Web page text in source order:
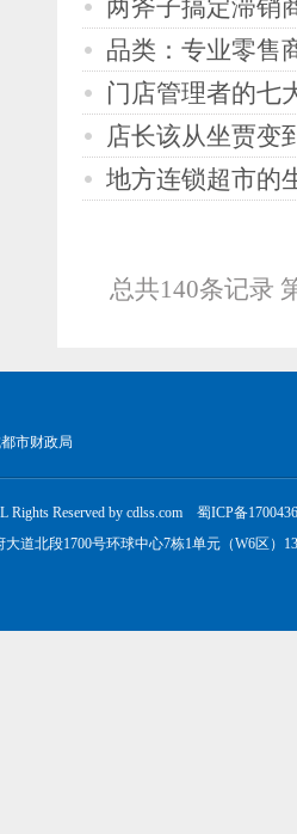
两斧子搞定滞销
品类：专业零售
门店管理者的七
店长该从坐贾变
地方连锁超市的
总共140条记录
市财政局
Reserved by cdlss.com 蜀ICP备
道北段1700号环球中心7栋1单元（W6区